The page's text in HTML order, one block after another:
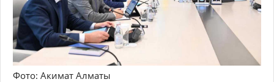
Фото: Акимат Алматы